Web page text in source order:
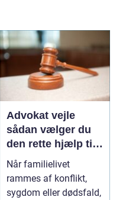
Advokat vejle
sådan vælger du
den rette hjælp til
familien
Når familielivet
rammes af konflikt,
sygdom eller dødsfald,